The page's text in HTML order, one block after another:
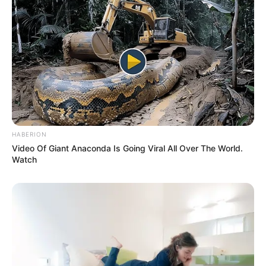
Ez a magyarázat azonban nehezebben tartható
fenn, ha a nyomozás során egymást erősítő
tanúvallomások és technikai adatok is előkerülnek.
Egy híváslista, egy cellaadat vagy egy belső
jelentés sokkal többet mondhat, mint a későbbi
politikai nyilatkozatok.
Kedveld Te is
Nem mindegy, ki adott utasítást az akcióra
történt. A valódi tét az, hogy ki hozta meg azokat a
döntéseket, amelyek az ukrán állampolgárok
feltartóztatásához, előállításához és hosszú órákon
át tartó őrzéséhez vezettek. Ha a döntési lánc
HABERION
Video Of Giant Anaconda Is Going Viral All Over The World.
Watch